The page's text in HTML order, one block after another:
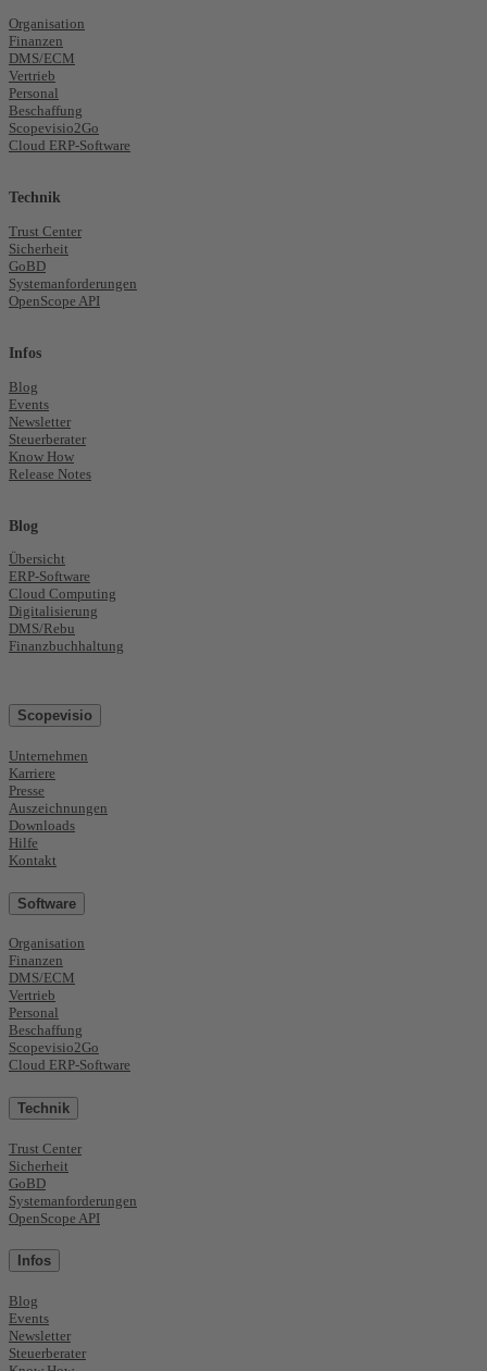
Organisation
Finanzen
DMS/ECM
Vertrieb
Personal
Beschaffung
Scopevisio2Go
Cloud ERP-Software
Technik
Trust Center
Sicherheit
GoBD
Systemanforderungen
OpenScope API
Infos
Blog
Events
Newsletter
Steuerberater
Know How
Release Notes
Blog
Übersicht
ERP-Software
Cloud Computing
Digitalisierung
DMS/Rebu
Finanzbuchhaltung
Scopevisio
Unternehmen
Karriere
Presse
Auszeichnungen
Downloads
Hilfe
Kontakt
Software
Organisation
Finanzen
DMS/ECM
Vertrieb
Personal
Beschaffung
Scopevisio2Go
Cloud ERP-Software
Technik
Trust Center
Sicherheit
GoBD
Systemanforderungen
OpenScope API
Infos
Blog
Events
Newsletter
Steuerberater